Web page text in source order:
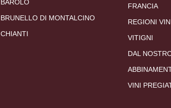
BAROLO
BRUNELLO DI MONTALCINO
CHIANTI
FRANCIA
REGIONI
VITIGNI
DAL
VINI